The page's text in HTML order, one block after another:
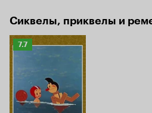
Сиквелы, приквелы и
Рейтинг
Кинопоиска
7.7